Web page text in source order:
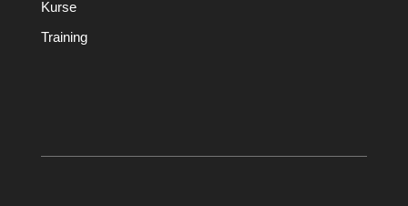
Kurse
Training